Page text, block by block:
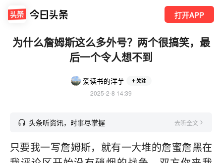
打开APP
为什么詹姆斯这么多外号？两个很搞笑，最
后一个令人想不到
爱读书的洋芋 关注
2025-2-8 14:39
头条听资讯，时事尽掌握 去听全文
只要我一写詹姆斯，就有一大堆的詹蜜詹黑在